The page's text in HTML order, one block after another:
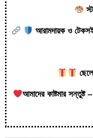
আরামদায়ক ও
আমাদের কাষ্টমার সন্তুষ্ট